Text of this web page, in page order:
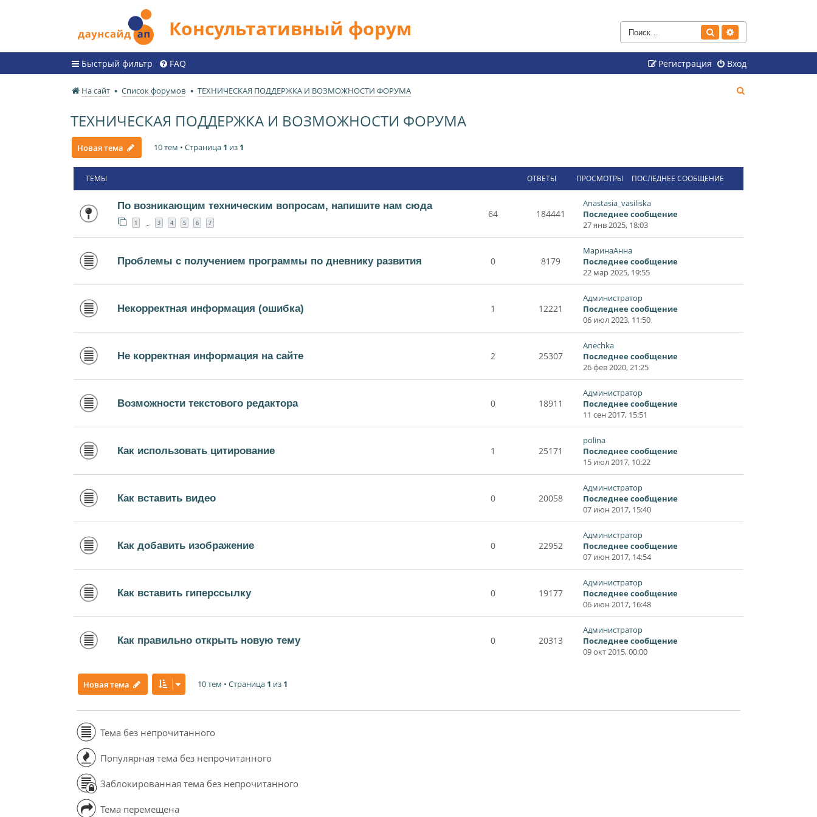
Консультативный форум Поиск
Быстрый фильтр FAQ Вход
Регистрация
На сайт Список форумов ТЕХНИЧЕСКАЯ ПОДДЕРЖКА И ВОЗМОЖНОСТИ ФОРУМА
ТЕХНИЧЕСКАЯ ПОДДЕРЖКА И ВОЗМОЖНОСТИ ФОРУМА
Новая тема 10 тем • Страница 1 из 1
ТЕМЫ ОТВЕТЫ ПРОСМОТРЫ ПОСЛЕДНЕЕ СООБЩЕНИЕ
По возникающим техническим вопросам, напишите нам сюда
1 3 4 5 6 7
64 184441
Anastasia_vasiliska
Последнее сообщение
27 янв 2025, 18:03
Проблемы с получением программы по дневнику развития 0 8179
МаринаАнна
Последнее сообщение
22 мар 2025, 19:55
Некорректная информация (ошибка) 1 12221
Администратор
Последнее сообщение
06 июл 2023, 11:50
Не корректная информация на сайте 2 25307
Anechka
Последнее сообщение
26 фев 2020, 21:25
Возможности текстового редактора 0 18911
Администратор
Последнее сообщение
11 сен 2017, 15:51
Как использовать цитирование 1 25171
polina
Последнее сообщение
15 июл 2017, 10:22
Как вставить видео 0 20058
Администратор
Последнее сообщение
07 июн 2017, 15:40
Как добавить изображение 0 22952
Администратор
Последнее сообщение
07 июн 2017, 14:54
Как вставить гиперссылку 0 19177
Администратор
Последнее сообщение
06 июн 2017, 16:48
Как правильно открыть новую тему 0 20313
Администратор
Последнее сообщение
09 окт 2015, 00:00
Новая тема 10 тем • Страница 1 из 1
Тема без непрочитанного
Популярная тема без непрочитанного
Заблокированная тема без непрочитанного
Тема перемещена